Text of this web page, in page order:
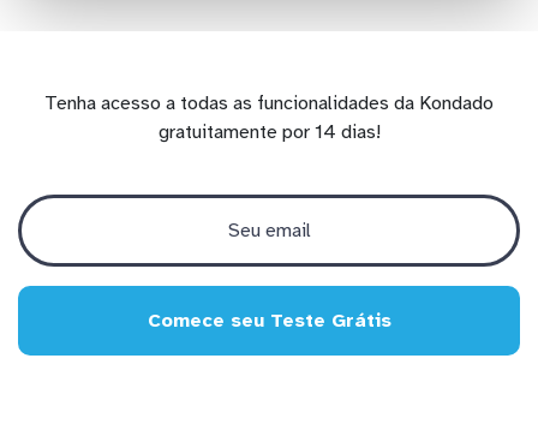
Tenha acesso a todas as funcionalidades da Kondado
gratuitamente por 14 dias!
Comece seu Teste Grátis